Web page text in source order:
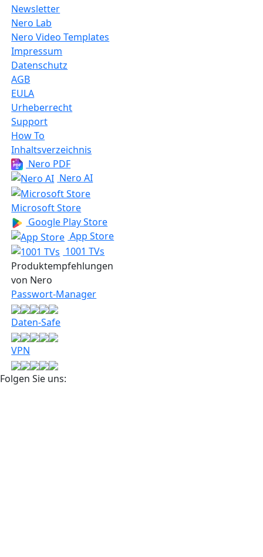
Newsletter
Nero Lab
Nero Video Templates
Impressum
Datenschutz
AGB
EULA
Urheberrecht
Support
How To
Inhaltsverzeichnis
Nero PDF
Nero AI
Microsoft Store
Google Play Store
App Store
1001 TVs
Produkt­­empfehlungen
von Nero
Passwort-Manager
Daten-Safe
VPN
Folgen Sie uns: